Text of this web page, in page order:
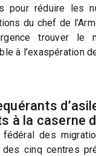
pour réduire les
du chef de
trouver le
à l’exaspération
à la caserne
fédéral des
des cinq centres